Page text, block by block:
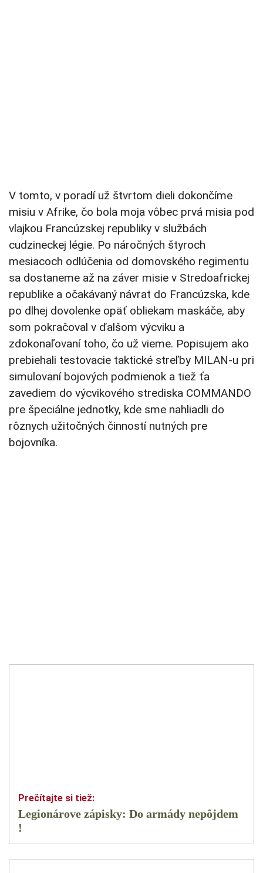
V tomto, v poradí už štvrtom dieli dokončíme
misiu v Afrike, čo bola moja vôbec prvá misia pod
vlajkou Francúzskej republiky v službách
cudzineckej légie. Po náročných štyroch
mesiacoch odlúčenia od domovského regimentu
sa dostaneme až na záver misie v Stredoafrickej
republike a očakávaný návrat do Francúzska, kde
po dlhej dovolenke opäť obliekam maskáče, aby
som pokračoval v ďalšom výcviku a
zdokonaľovaní toho, čo už vieme. Popisujem ako
prebiehali testovacie taktické streľby MILAN-u pri
simulovaní bojových podmienok a tiež ťa
zavediem do výcvikového strediska COMMANDO
pre špeciálne jednotky, kde sme nahliadli do
rôznych užitočných činností nutných pre
bojovníka.
Legionárove zápisky: Do armády nepôjdem
!